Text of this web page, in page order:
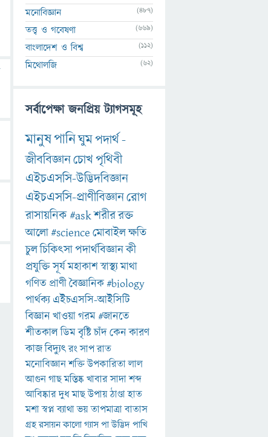
মনোবিজ্ঞান (487)
তত্ত্ব ও গবেষণা (669)
বাংলাদেশ ও বিশ্ব (112)
মিথোলজি (62)
সর্বাপেক্ষা জনপ্রিয় ট্যাগসমূহ
মানুষপানিঘুমপদার্থ-
জীববিজ্ঞানচোখপৃথিবী
এইচএসসি-উদ্ভিদবিজ্ঞান
এইচএসসি-প্রাণীবিজ্ঞানরোগ
রাসায়নিক#askশরীররক্ত
আলো#scienceমোবাইলক্ষতি
চুলচিকিৎসাপদার্থবিজ্ঞানকী
প্রযুক্তিসূর্যমহাকাশস্বাস্থ্যমাথা
গণিত প্রাণীবৈজ্ঞানিক#biology
পার্থক্য এইচএসসি-আইসিটি
বিজ্ঞানখাওয়াগরম#জানতে
শীতকালডিমবৃষ্টিচাঁদকেনকারণ
কাজবিদ্যুৎরংসাপরাত
মনোবিজ্ঞানশক্তিউপকারিতালাল
আগুনগাছমস্তিষ্কখাবারসাদাশব্দ
আবিষ্কারদুধমাছউপায়ঠাণ্ডাহাত
মশাস্বপ্নব্যাথাভয়তাপমাত্রাবাতাস
গ্রহরসায়নকালোগ্যাসপাউদ্ভিদপাখি